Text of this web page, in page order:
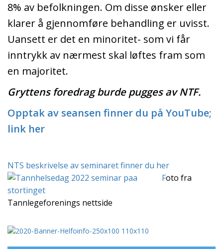
8% av befolkningen. Om disse ønsker eller
klarer å gjennomføre behandling er uvisst.
Uansett er det en minoritet- som vi får
inntrykk av nærmest skal løftes fram som
en majoritet.
Gryttens foredrag burde pugges av NTF.
Opptak av seansen finner du på YouTube;
link her
NTS beskrivelse av seminaret finner du her
Foto fra
Tannlegeforenings nettside